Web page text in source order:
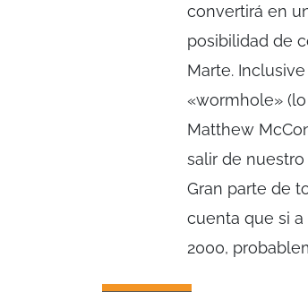
convertirá en
posibilidad de
Marte.
«wormhole»
Matthew
salir de
Gran parte de
cuenta que si
2000,